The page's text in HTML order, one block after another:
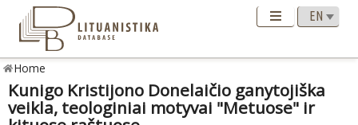
Home
Kunigo Kristijono Donelaičio ganytojiška
veikla, teologiniai motyvai "Metuose" ir